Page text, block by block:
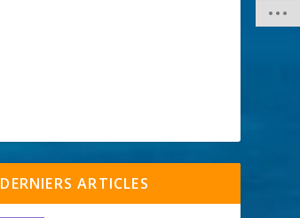
DERNIERS ARTICLES